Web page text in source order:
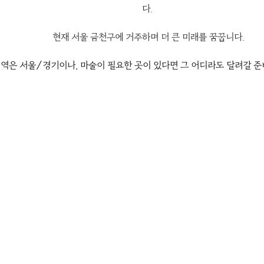
다.
현재 서울 금천구에 거주하며 더 큰 미래를 꿈꿉니다.
은 서울/경기이나, 마술이 필요한 곳이 있다면 그 어디라도 달려갈 준